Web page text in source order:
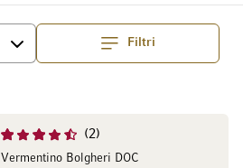
Filtri
2
Vermentino Bolgheri DOC